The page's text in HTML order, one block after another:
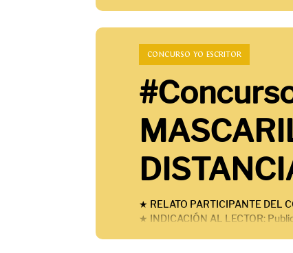
Es una rareza convocar a un
esa es una de las cosas que nos
★ RELATO PARTICIPANTE DEL
★ INDICACIÓN AL LECTOR:
CONCURSO YO ESCRITOR